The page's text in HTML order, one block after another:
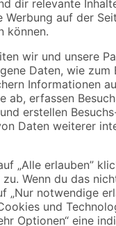
herunterladen